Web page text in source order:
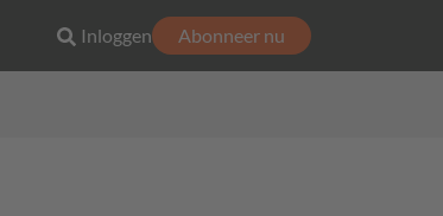
Inloggen Abonneer nu